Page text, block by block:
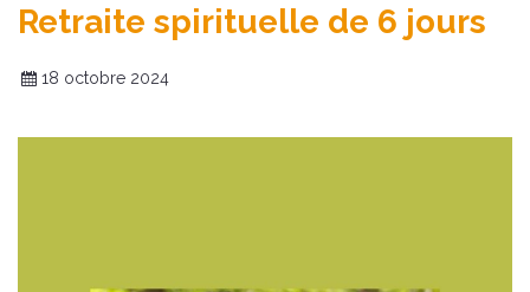
Retraite spirituelle de 6 jours
18 octobre 2024